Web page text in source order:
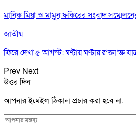
মানিক মিয়া ও মামুন ফকিরের সংবাদ
জাতীয়
ফিরে দেখা ৫ আগস্ট: ঘণ্টায় ঘণ্টায় র’ক্তা’ক্ত
Prev Next
উত্তর দিন
আপনার ইমেইল ঠিকানা প্রচার করা হবে না.